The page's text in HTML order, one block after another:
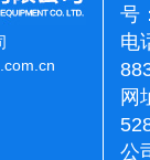
号
电
网
公